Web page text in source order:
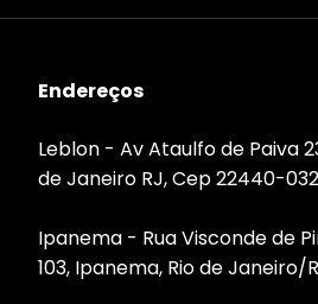
Endereços
Leblon - Av Ataulfo de Paiva
de Janeiro RJ, Cep 22440-032
Ipanema - Rua Visconde de
103, Ipanema, Rio de Janeiro/